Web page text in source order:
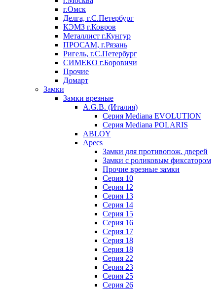
г.Омск
Делга, г.С.Петербург
КЭМЗ г.Ковров
Металлист г.Кунгур
ПРОСАМ, г.Рязань
Ригель, г.С.Петербург
СИМЕКО г.Боровичи
Прочие
Домарт
Замки
Замки врезные
A.G.B. (Италия)
Серия Mediana EVOLUTION
Серия Mediana POLARIS
ABLOY
Apecs
Замки для противопож. дверей
Замки с роликовым фиксатором
Прочие врезные замки
Серия 10
Серия 12
Серия 13
Серия 14
Серия 15
Серия 16
Серия 17
Серия 18
Серия 18
Серия 22
Серия 23
Серия 25
Серия 26